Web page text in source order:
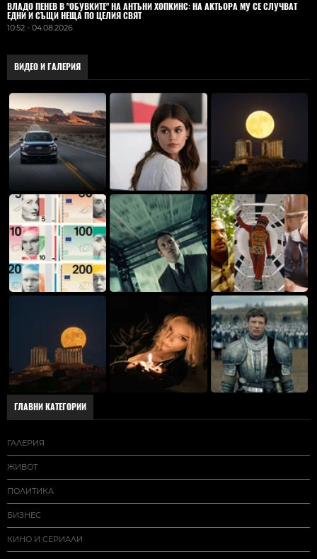
ВЛАДO ПЕНЕВ В "ОБУВКИТЕ" НА АНТЪНИ ХОПКИНС: НА АКТЬОРА МУ СЕ СЛУЧВАТ
ЕДНИ И СЪЩИ НЕЩА ПО ЦЕЛИЯ СВЯТ
10:52 - 04.08.2026
ВИДЕО И ГАЛЕРИЯ
ГЛАВНИ КАТЕГОРИИ
ГАЛЕРИЯ
ЖИВОТ
ПОЛИТИКА
БИЗНЕС
КИНО И СЕРИАЛИ